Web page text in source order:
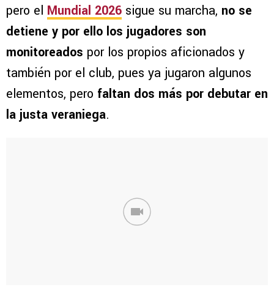
pero el Mundial 2026 sigue su marcha, no se
detiene y por ello los jugadores son
monitoreados por los propios aficionados y
también por el club, pues ya jugaron algunos
elementos, pero faltan dos más por debutar en
la justa veraniega.